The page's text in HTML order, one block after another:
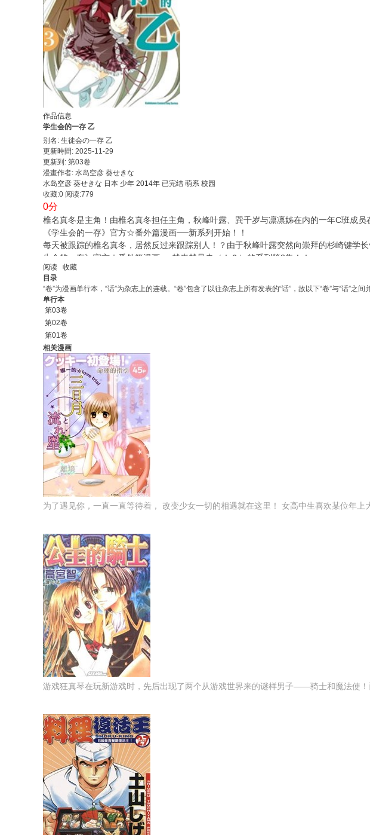
作品信息
学生会的一存 乙
别名: 生徒会の一存 乙
更新時間: 2025-11-29
更新到: 第03卷
漫畫作者: 水岛空彦 葵せきな
水岛空彦 葵せきな 日本 少年 2014年 已完结 萌系 校园
收藏:0 阅读:779
0分
椎名真冬是主角！由椎名真冬担任主角，秋峰叶露、巽千岁与凛凛姊在内的一年C班成
《学生会的一存》官方☆番外篇漫画──新系列开始！！
每天被跟踪的椎名真冬，居然反过来跟踪别人！？由于秋峰叶露突然向崇拜的杉崎键学
生会的一存》官方☆番外篇漫画──越来越暴走（！？）的系列第2集！！
椎名真冬是主角！班上同学的「神」．椎名真冬终于告白！身为天生腐女的真冬，率直
《学生会的一存》官方☆番外篇漫画──终于冲击（!?）完结!!!!!!©2013SEKINAAOI・
阅读
收藏
目录
“卷”为漫画单行本，“话”为杂志上的连载。“卷”包含了以往杂志上所有发表的“话”，故以下“卷”与“话”之间
单行本
第03卷
第02卷
第01卷
相关漫画
为了遇见你，一直一直等待着， 改变少女一切的相遇就在这里！ 女高中生喜欢某位年上
游戏狂真琴在玩新游戏时，先后出现了两个从游戏世界来的谜样男子——骑士和魔法使！